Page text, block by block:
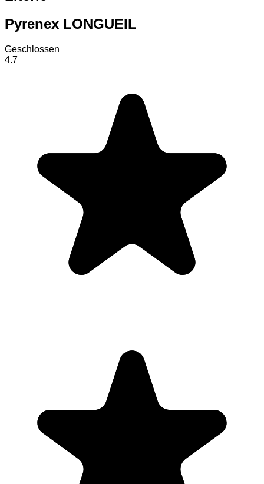
Pyrenex LONGUEIL
Geschlossen
4.7